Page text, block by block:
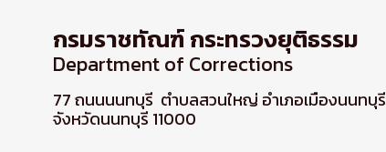
กรมราชทัณฑ์ กระทรวงยุติธรรม
Department of Corrections
77 ถนนนนทบุรี ตำบลสวนใหญ่ อำเภอเมืองนนทบุรี
จังหวัดนนทบุรี 11000